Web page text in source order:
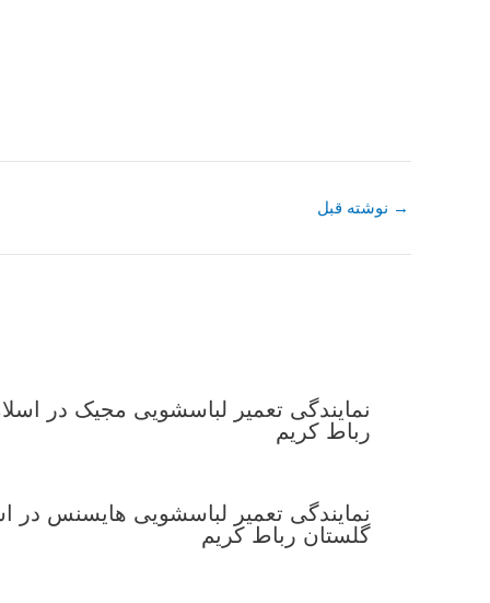
→ نوشته قبل
نمایندگی تعمیر لباسشویی مجیک در
رباط کریم
نمایندگی تعمیر لباسشویی هایسنس در
گلستان رباط کریم